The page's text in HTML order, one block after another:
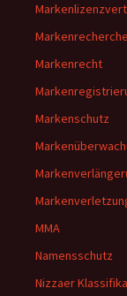
Markenrecherche
Markenrecht
Markenschutz
MMA
Namensschutz
Nizzaer